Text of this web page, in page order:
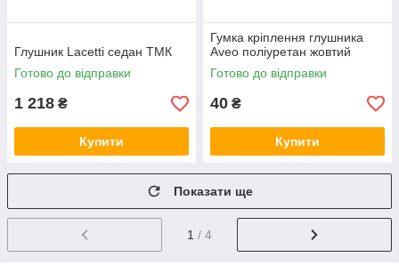
Глушник Lacetti седан ТМК
Готово до відправки
1 218 ₴
Купити
Гумка кріплення глушника
Aveo поліуретан жовтий
Готово до відправки
40 ₴
Купити
Показати ще
1 / 4